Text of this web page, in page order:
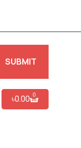
SUBMIT
৳0.00 0